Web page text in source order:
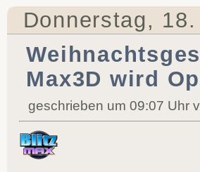
Donnerstag,
Max3D wird
geschrieben um 09:07 Uhr